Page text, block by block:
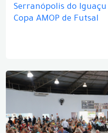
Serranópolis do
Copa AMOP de Futsal